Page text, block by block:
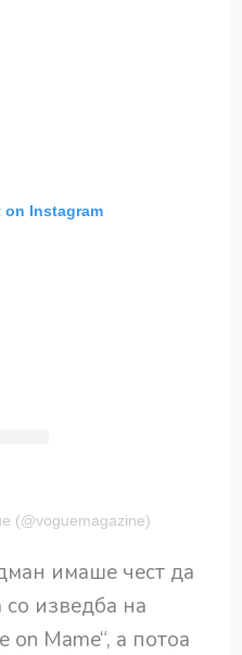
Instagram
(@voguemagazine)
имаше чест да
со изведба на
on Mame“, а потоа